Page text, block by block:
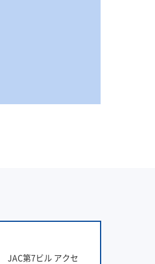
JAC第7ビル アクセ